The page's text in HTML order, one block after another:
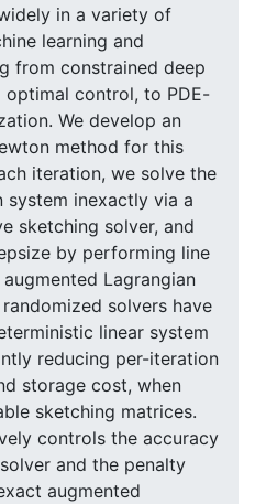
in a variety of
learning and
from constrained deep
optimal control, to PDE-
We develop an
method for this
iteration, we solve the
system inexactly via a
sketching solver, and
by performing line
Lagrangian
solvers have
linear system
reducing per-iteration
storage cost, when
sketching matrices.
controls the accuracy
and the penalty
augmented